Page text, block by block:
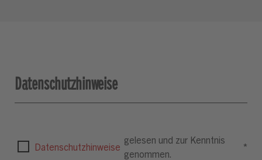
Datenschutzhinweise
Datenschutzhinweise
gelesen und zur Kenntnis
genommen.
*